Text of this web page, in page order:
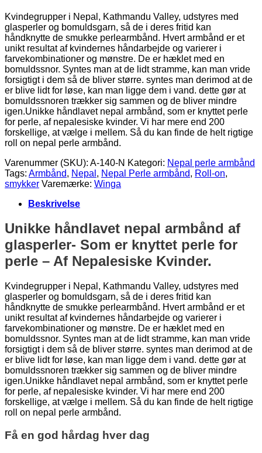
Kvindegrupper i Nepal, Kathmandu Valley, udstyres med
glasperler og bomuldsgarn, så de i deres fritid kan
håndknytte de smukke perlearmbånd. Hvert armbånd er et
unikt resultat af kvindernes håndarbejde og varierer i
farvekombinationer og mønstre. De er hæklet med en
bomuldssnor. Syntes man at de lidt stramme, kan man vride
forsigtigt i dem så de bliver større. syntes man derimod at de
er blive lidt for løse, kan man ligge dem i vand. dette gør at
bomuldssnoren trækker sig sammen og de bliver mindre
igen.Unikke håndlavet nepal armbånd, som er knyttet perle
for perle, af nepalesiske kvinder. Vi har mere end 200
forskellige, at vælge i mellem. Så du kan finde de helt rigtige
roll on nepal perle armbånd.
Varenummer (SKU): A-140-N Kategori: Nepal perle armbånd
Tags: Armbånd, Nepal , Nepal Perle armbånd, Roll-on,
smykker Varemærke: Winga
Beskrivelse
Unikke håndlavet nepal armbånd af
glasperler- Som er knyttet perle for
perle – Af Nepalesiske Kvinder.
Kvindegrupper i Nepal, Kathmandu Valley, udstyres med
glasperler og bomuldsgarn, så de i deres fritid kan
håndknytte de smukke perlearmbånd. Hvert armbånd er et
unikt resultat af kvindernes håndarbejde og varierer i
farvekombinationer og mønstre. De er hæklet med en
bomuldssnor. Syntes man at de lidt stramme, kan man vride
forsigtigt i dem så de bliver større. syntes man derimod at de
er blive lidt for løse, kan man ligge dem i vand. dette gør at
bomuldssnoren trækker sig sammen og de bliver mindre
igen.Unikke håndlavet nepal armbånd, som er knyttet perle
for perle, af nepalesiske kvinder. Vi har mere end 200
forskellige, at vælge i mellem. Så du kan finde de helt rigtige
roll on nepal perle armbånd.
Få en god hårdag hver dag